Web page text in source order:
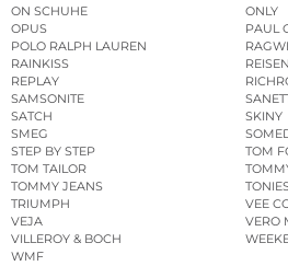
ON SCHUHE
ONLY
OPUS
PAUL
POLO RALPH LAUREN
RAINKISS
REPLAY
SAMSONITE
SATCH
SKINY
SMEG
STEP BY STEP
TOM
TOM TAILOR
TOMMY JEANS
TRIUMPH
VEE
VEJA
VERO
VILLEROY & BOCH
WMF